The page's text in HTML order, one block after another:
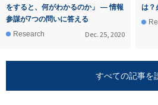
をすると、何がわかるのか」 ― 情報
参謀が7つの問いに答える
Research
Dec. 25, 2020
は？
すべての記事を